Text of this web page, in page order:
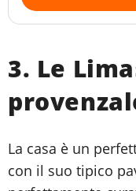
3. Le
La casa è un
con il suo tipico